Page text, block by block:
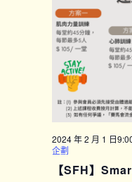
2024 年 2 月 1 日
企劃
【SFH】